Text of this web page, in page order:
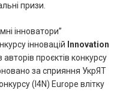
призи.
інноватори”
інновацій Innovation
авторів проєктів конкурсу
за сприяння УкрЯТ
(I4N) Europe влітку